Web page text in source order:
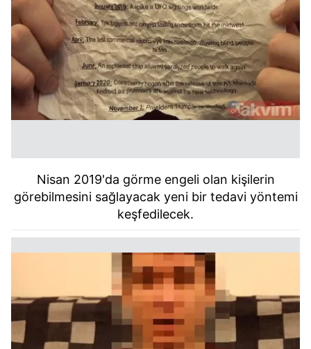
Nisan 2019'da görme engeli olan kişilerin
görebilmesini sağlayacak yeni bir tedavi yöntemi
keşfedilecek.